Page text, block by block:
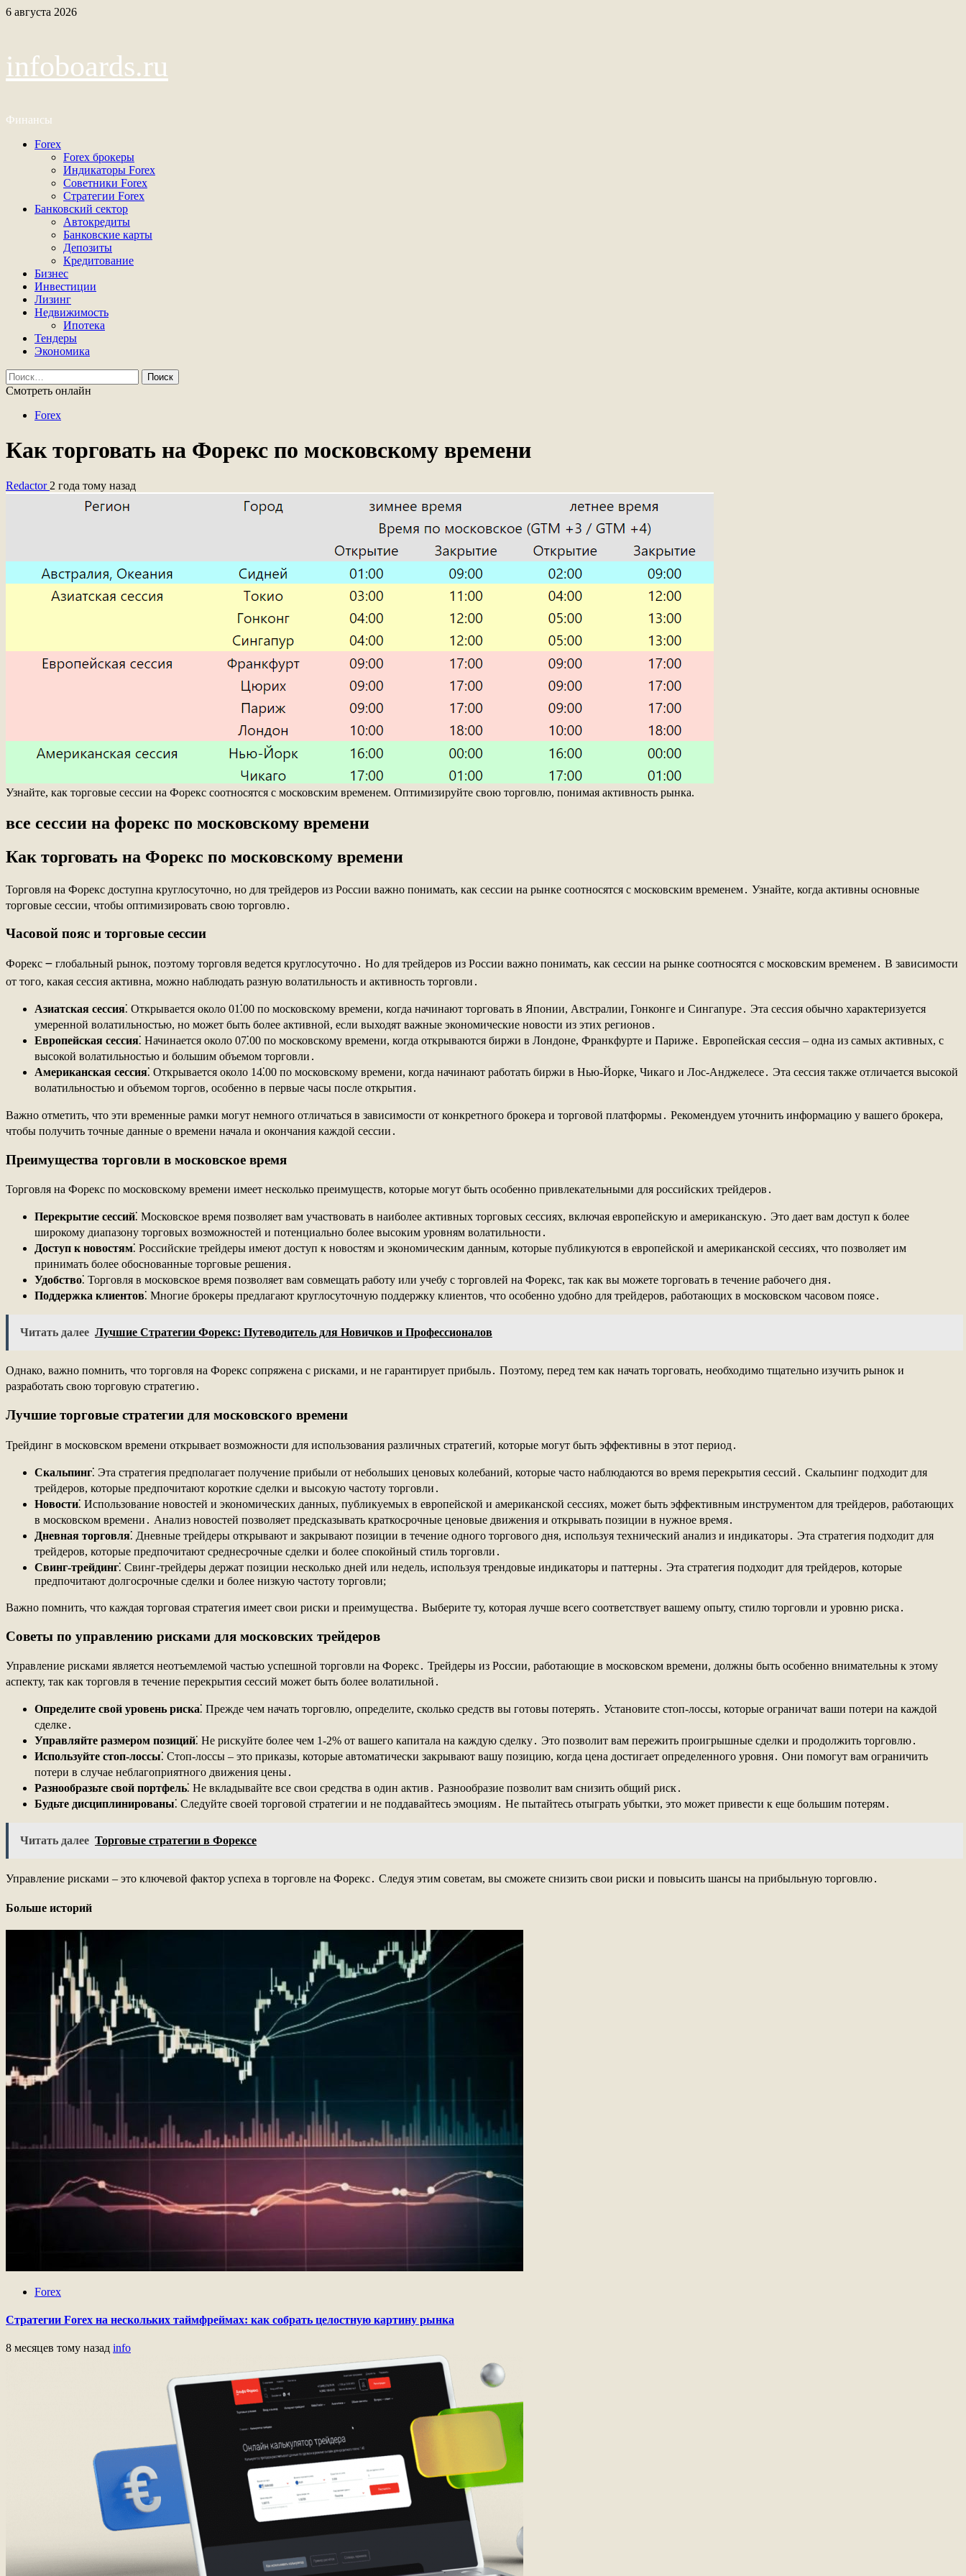
Перейти
6 августа 2026
infoboards.ru
Финансы
Основное
Forex
Forex брокеры
Индикаторы Forex
Советники Forex
Стратегии Forex
Банковский сектор
Автокредиты
Банковские карты
Депозиты
Кредитование
Бизнес
Инвестиции
Лизинг
Недвижимость
Ипотека
Тендеры
Экономика
Найти:
Смотреть онлайн
Forex
Как торговать на Форекс по московскому времени
Redactor 2 года тому назад
Узнайте, как торговые сессии на Форекс соотносятся с московским временем. Оптимизируйте свою торговлю, понимая активность рынка.
все сессии на форекс по московскому времени
Как торговать на Форекс по московскому времени
Торговля на Форекс доступна круглосуточно, но для трейдеров из России важно понимать, как сессии на рынке соотносятся с московским временем․ Узнайте, когда активны основные
торговые сессии, чтобы оптимизировать свою торговлю․
Часовой пояс и торговые сессии
Форекс ౼ глобальный рынок, поэтому торговля ведется круглосуточно․ Но для трейдеров из России важно понимать, как сессии на рынке соотносятся с московским временем․ В зависимости
от того, какая сессия активна, можно наблюдать разную волатильность и активность торговли․
Азиатская сессия⁚ Открывается около 01⁚00 по московскому времени, когда начинают торговать в Японии, Австралии, Гонконге и Сингапуре․ Эта сессия обычно характеризуется
умеренной волатильностью, но может быть более активной, если выходят важные экономические новости из этих регионов․
Европейская сессия⁚ Начинается около 07⁚00 по московскому времени, когда открываются биржи в Лондоне, Франкфурте и Париже․ Европейская сессия ‒ одна из самых активных, с
высокой волатильностью и большим объемом торговли․
Американская сессия⁚ Открывается около 14⁚00 по московскому времени, когда начинают работать биржи в Нью-Йорке, Чикаго и Лос-Анджелесе․ Эта сессия также отличается высокой
волатильностью и объемом торгов, особенно в первые часы после открытия․
Важно отметить, что эти временные рамки могут немного отличаться в зависимости от конкретного брокера и торговой платформы․ Рекомендуем уточнить информацию у вашего брокера,
чтобы получить точные данные о времени начала и окончания каждой сессии․
Преимущества торговли в московское время
Торговля на Форекс по московскому времени имеет несколько преимуществ, которые могут быть особенно привлекательными для российских трейдеров․
Перекрытие сессий⁚ Московское время позволяет вам участвовать в наиболее активных торговых сессиях, включая европейскую и американскую․ Это дает вам доступ к более
широкому диапазону торговых возможностей и потенциально более высоким уровням волатильности․
Доступ к новостям⁚ Российские трейдеры имеют доступ к новостям и экономическим данным, которые публикуются в европейской и американской сессиях, что позволяет им
принимать более обоснованные торговые решения․
Удобство⁚ Торговля в московское время позволяет вам совмещать работу или учебу с торговлей на Форекс, так как вы можете торговать в течение рабочего дня․
Поддержка клиентов⁚ Многие брокеры предлагают круглосуточную поддержку клиентов, что особенно удобно для трейдеров, работающих в московском часовом поясе․
Читать далее Лучшие Стратегии Форекс: Путеводитель для Новичков и Профессионалов
Однако, важно помнить, что торговля на Форекс сопряжена с рисками, и не гарантирует прибыль․ Поэтому, перед тем как начать торговать, необходимо тщательно изучить рынок и
разработать свою торговую стратегию․
Лучшие торговые стратегии для московского времени
Трейдинг в московском времени открывает возможности для использования различных стратегий, которые могут быть эффективны в этот период․
Скальпинг⁚ Эта стратегия предполагает получение прибыли от небольших ценовых колебаний, которые часто наблюдаются во время перекрытия сессий․ Скальпинг подходит для
трейдеров, которые предпочитают короткие сделки и высокую частоту торговли․
Новости⁚ Использование новостей и экономических данных, публикуемых в европейской и американской сессиях, может быть эффективным инструментом для трейдеров, работающих
в московском времени․ Анализ новостей позволяет предсказывать краткосрочные ценовые движения и открывать позиции в нужное время․
Дневная торговля⁚ Дневные трейдеры открывают и закрывают позиции в течение одного торгового дня, используя технический анализ и индикаторы․ Эта стратегия подходит для
трейдеров, которые предпочитают среднесрочные сделки и более спокойный стиль торговли․
Свинг-трейдинг⁚ Свинг-трейдеры держат позиции несколько дней или недель, используя трендовые индикаторы и паттерны․ Эта стратегия подходит для трейдеров, которые
предпочитают долгосрочные сделки и более низкую частоту торговли;
Важно помнить, что каждая торговая стратегия имеет свои риски и преимущества․ Выберите ту, которая лучше всего соответствует вашему опыту, стилю торговли и уровню риска․
Советы по управлению рисками для московских трейдеров
Управление рисками является неотъемлемой частью успешной торговли на Форекс․ Трейдеры из России, работающие в московском времени, должны быть особенно внимательны к этому
аспекту, так как торговля в течение перекрытия сессий может быть более волатильной․
Определите свой уровень риска⁚ Прежде чем начать торговлю, определите, сколько средств вы готовы потерять․ Установите стоп-лоссы, которые ограничат ваши потери на каждой
сделке․
Управляйте размером позиций⁚ Не рискуйте более чем 1-2% от вашего капитала на каждую сделку․ Это позволит вам пережить проигрышные сделки и продолжить торговлю․
Используйте стоп-лоссы⁚ Стоп-лоссы ‒ это приказы, которые автоматически закрывают вашу позицию, когда цена достигает определенного уровня․ Они помогут вам ограничить
потери в случае неблагоприятного движения цены․
Разнообразьте свой портфель⁚ Не вкладывайте все свои средства в один актив․ Разнообразие позволит вам снизить общий риск․
Будьте дисциплинированы⁚ Следуйте своей торговой стратегии и не поддавайтесь эмоциям․ Не пытайтесь отыграть убытки, это может привести к еще большим потерям․
Читать далее Торговые стратегии в Форексе
Управление рисками ‒ это ключевой фактор успеха в торговле на Форекс․ Следуя этим советам, вы сможете снизить свои риски и повысить шансы на прибыльную торговлю․
Больше историй
Forex
Стратегии Forex на нескольких таймфреймах: как собрать целостную картину рынка
8 месяцев тому назад info